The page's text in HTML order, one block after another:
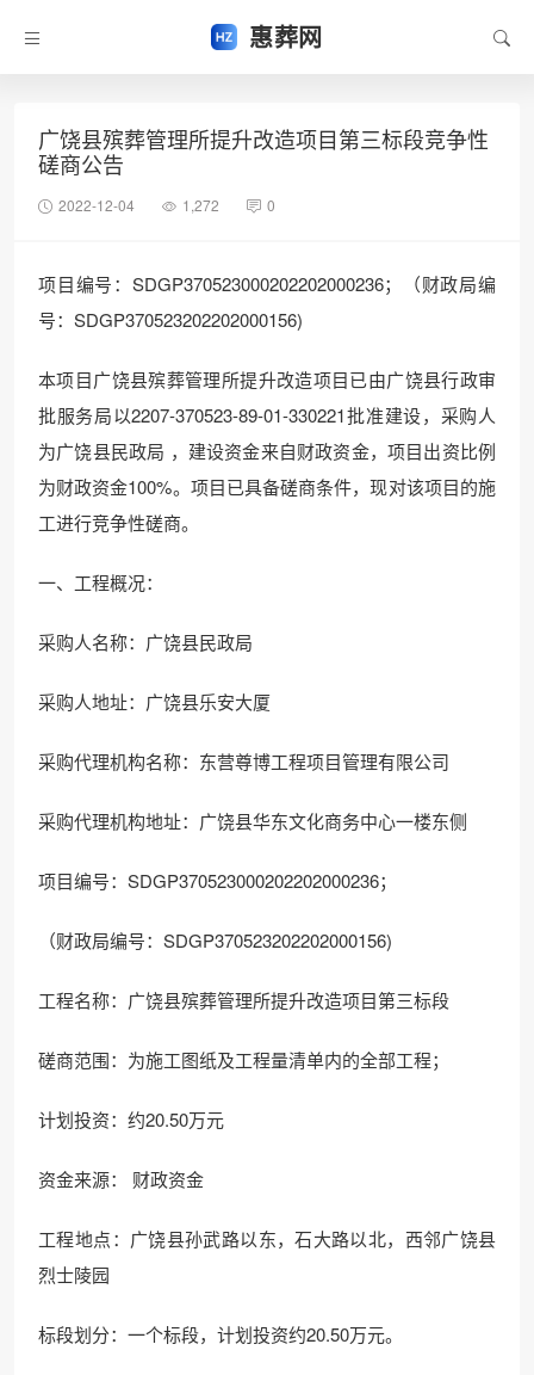
惠葬网
广饶县殡葬管理所提升改造项目第三标段竞争性
磋商公告
2022-12-04 1,272 0
项目编号：SDGP370523000202202000236；（财政局编
号：SDGP370523202202000156)
本项目广饶县殡葬管理所提升改造项目已由广饶县行政审
批服务局以2207-370523-89-01-330221批准建设，采购人
为广饶县民政局 ，建设资金来自财政资金，项目出资比例
为财政资金100%。项目已具备磋商条件，现对该项目的施
工进行竞争性磋商。
一、工程概况：
采购人名称：广饶县民政局
采购人地址：广饶县乐安大厦
采购代理机构名称：东营尊博工程项目管理有限公司
采购代理机构地址：广饶县华东文化商务中心一楼东侧
项目编号：SDGP370523000202202000236；
（财政局编号：SDGP370523202202000156)
工程名称：广饶县殡葬管理所提升改造项目第三标段
磋商范围：为施工图纸及工程量清单内的全部工程；
计划投资：约20.50万元
资金来源： 财政资金
工程地点：广饶县孙武路以东，石大路以北，西邻广饶县
烈士陵园
标段划分：一个标段，计划投资约20.50万元。